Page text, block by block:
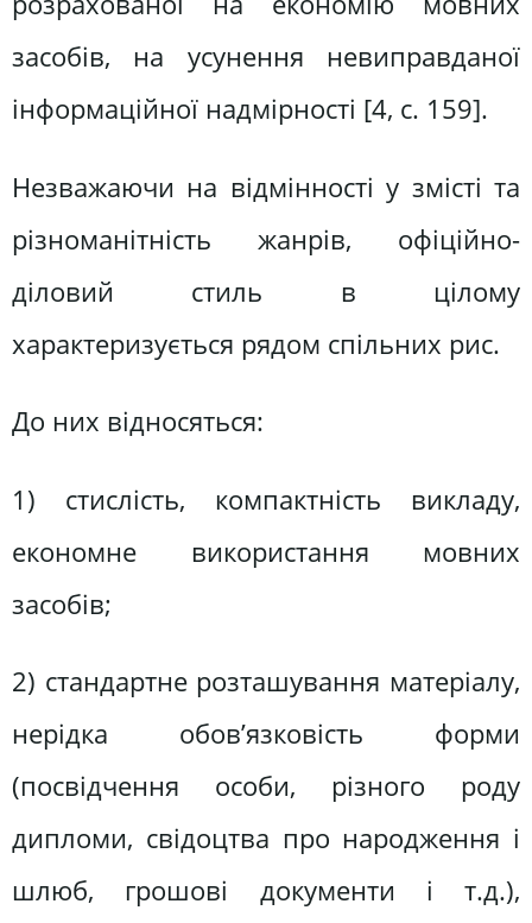
засобів, на усунення невиправданої
інформаційної надмірності [4, с. 159].
Незважаючи на відмінності у змісті та
різноманітність жанрів, офіційно-
діловий стиль в цілому
характеризується рядом спільних рис.
До них відносяться:
1) стислість, компактність викладу,
економне використання мовних
засобів;
2) стандартне розташування матеріалу,
нерідка обов’язковість форми
(посвідчення особи, різного роду
дипломи, свідоцтва про народження і
шлюб, грошові документи і т.д.),